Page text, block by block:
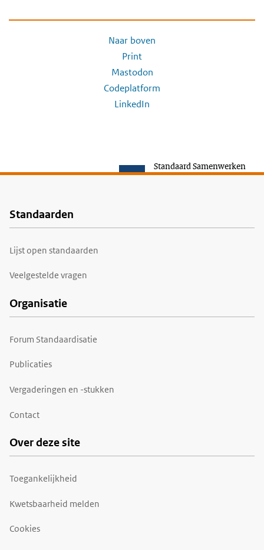
Naar boven
Print
Mastodon
Codeplatform
LinkedIn
Standaard Samenwerken
Voet
Standaarden
Lijst open standaarden
Veelgestelde vragen
Organisatie
Forum Standaardisatie
Publicaties
Vergaderingen en -stukken
Contact
Over deze site
Toegankelijkheid
Kwetsbaarheid melden
Cookies